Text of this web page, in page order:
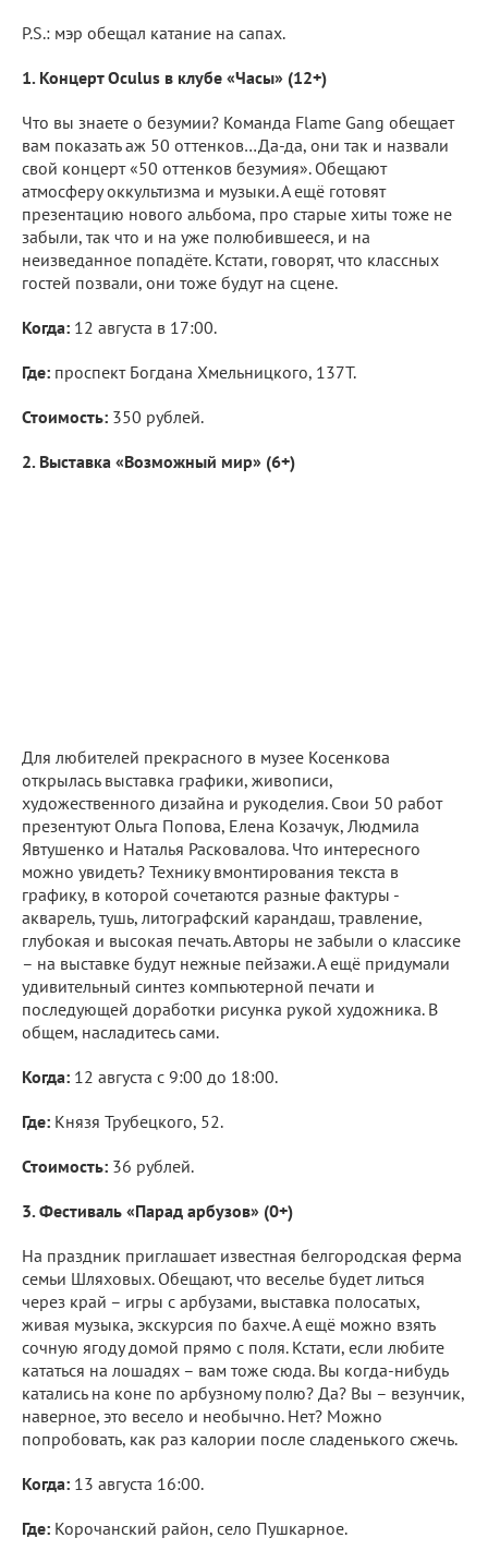
P.S.: мэр обещал катание на сапах.
1. Концерт Oculus в клубе «Часы» (12+)
Что вы знаете о безумии? Команда Flame Gang обещает
вам показать аж 50 оттенков…Да-да, они так и назвали
свой концерт «50 оттенков безумия». Обещают
атмосферу оккультизма и музыки. А ещё готовят
презентацию нового альбома, про старые хиты тоже не
забыли, так что и на уже полюбившееся, и на
неизведанное попадёте. Кстати, говорят, что классных
гостей позвали, они тоже будут на сцене.
Когда: 12 августа в 17:00.
Где: проспект Богдана Хмельницкого, 137Т.
Стоимость: 350 рублей.
2. Выставка «Возможный мир» (6+)
Для любителей прекрасного в музее Косенкова
открылась выставка графики, живописи,
художественного дизайна и рукоделия. Свои 50 работ
презентуют Ольга Попова, Елена Козачук, Людмила
Явтушенко и Наталья Расковалова. Что интересного
можно увидеть? Технику вмонтирования текста в
графику, в которой сочетаются разные фактуры -
акварель, тушь, литографский карандаш, травление,
глубокая и высокая печать. Авторы не забыли о классике
– на выставке будут нежные пейзажи. А ещё придумали
удивительный синтез компьютерной печати и
последующей доработки рисунка рукой художника. В
общем, насладитесь сами.
Когда: 12 августа с 9:00 до 18:00.
Где: Князя Трубецкого, 52.
Стоимость: 36 рублей.
3. Фестиваль «Парад арбузов» (0+)
На праздник приглашает известная белгородская ферма
семьи Шляховых. Обещают, что веселье будет литься
через край – игры с арбузами, выставка полосатых,
живая музыка, экскурсия по бахче. А ещё можно взять
сочную ягоду домой прямо с поля. Кстати, если любите
кататься на лошадях – вам тоже сюда. Вы когда-нибудь
катались на коне по арбузному полю? Да? Вы – везунчик,
наверное, это весело и необычно. Нет? Можно
попробовать, как раз калории после сладенького сжечь.
Когда: 13 августа 16:00.
Где: Корочанский район, село Пушкарное.